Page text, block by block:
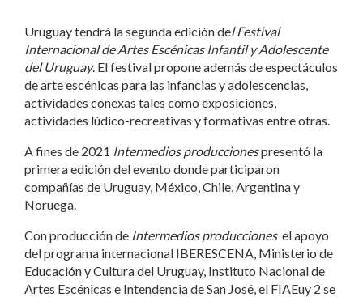
Uruguay tendrá la segunda edición del Festival
Internacional de Artes Escénicas Infantil y Adolescente
del Uruguay. El festival propone además de espectáculos
de arte escénicas para las infancias y adolescencias,
actividades conexas tales como exposiciones,
actividades lúdico-recreativas y formativas entre otras.
A fines de 2021 Intermedios produccionespresentó la
primera edición del evento donde participaron
compañías de Uruguay, México, Chile, Argentina y
Noruega.
Con producción de Intermedios produccionesel apoyo
del programa internacional IBERESCENA, Ministerio de
Educación y Cultura del Uruguay, Instituto Nacional de
Artes Escénicas e Intendencia de San José, el FIAEuy 2 se